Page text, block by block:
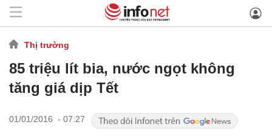
Thị trường
85 triệu lít bia, nước ngọt không
tăng giá dịp Tết
01/01/2016 - 07:27